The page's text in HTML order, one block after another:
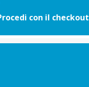
con il checkout